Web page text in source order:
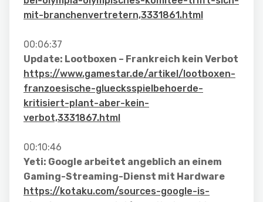
mit-branchenvertretern,3331861.html
00:06:37
Update: Lootboxen – Frankreich kein Verbot
https://www.gamestar.de/artikel/lootboxen-
franzoesische-gluecksspielbehoerde-
kritisiert-plant-aber-kein-
verbot,3331867.html
00:10:46
Yeti: Google arbeitet angeblich an einem
Gaming-Streaming-Dienst mit Hardware
https://kotaku.com/sources-google-is-